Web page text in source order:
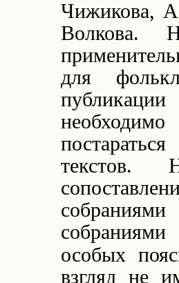
Чижикова,
Волкова.
для
текстов.
собраниями
особых
взгляд не